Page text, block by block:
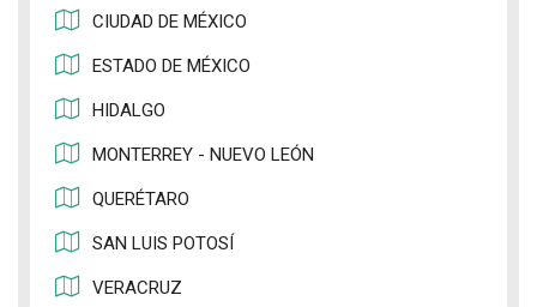
CIUDAD DE MÉXICO
ESTADO DE MÉXICO
HIDALGO
MONTERREY - NUEVO LEÓN
QUERÉTARO
SAN LUIS POTOSÍ
VERACRUZ